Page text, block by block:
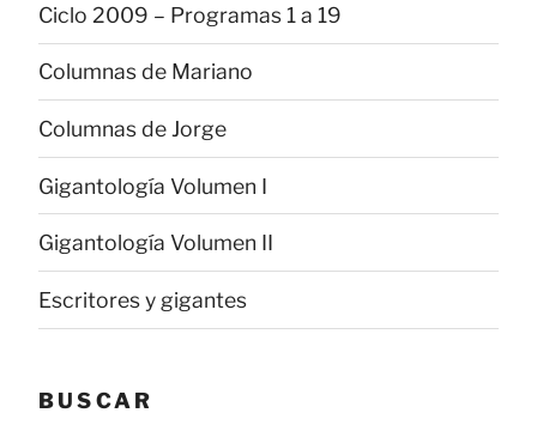
Ciclo 2009 – Programas 1 a 19
Columnas de Mariano
Columnas de Jorge
Gigantología Volumen I
Gigantología Volumen II
Escritores y gigantes
BUSCAR